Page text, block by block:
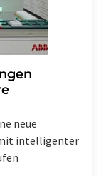
neue
intelligenter